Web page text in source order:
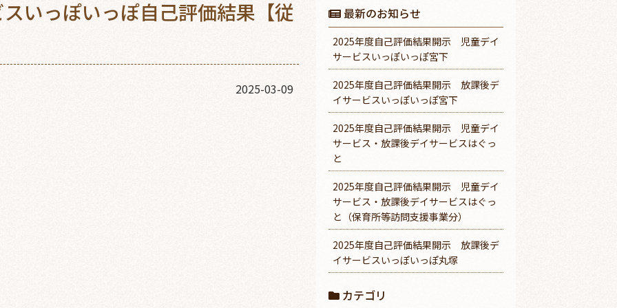
いっぽいっぽ自己評価結果【従
2025-03-09
最新のお知らせ
2025年度自己評価結果開示 児童デイ
サービスいっぽいっぽ宮下
2025年度自己評価結果開示 放課後デ
イサービスいっぽいっぽ宮下
2025年度自己評価結果開示 児童デイ
サービス・放課後デイサービスはぐっ
と
2025年度自己評価結果開示 児童デイ
サービス・放課後デイサービスはぐっ
と（保育所等訪問支援事業分）
2025年度自己評価結果開示 放課後デ
イサービスいっぽいっぽ丸塚
カテゴリ